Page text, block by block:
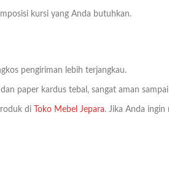
kursi yang Anda butuhkan.
pengiriman lebih terjangkau.
paper kardus tebal, sangat aman
di Toko Mebel Jepara. Jika Anda